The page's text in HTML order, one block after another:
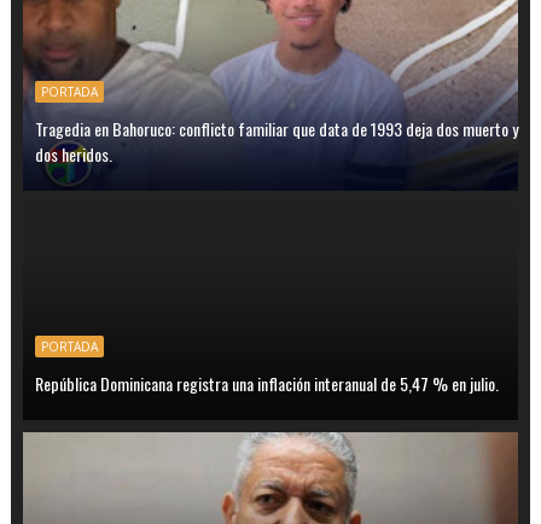
PORTADA
Tragedia en Bahoruco: conflicto familiar que data de 1993 deja dos muerto y
dos heridos.
PORTADA
República Dominicana registra una inflación interanual de 5,47 % en julio.